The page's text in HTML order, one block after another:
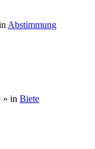
Abstimmung
» in Biete